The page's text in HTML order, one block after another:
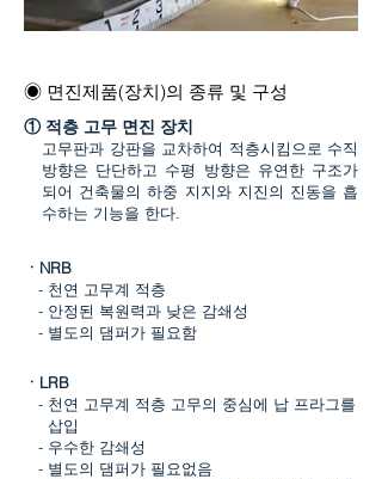
◉ 면진제품(장치)의 종류 및 구성
① 적층 고무 면진 장치
고무판과 강판을 교차하여 적층시킴으로 수직
방향은 단단하고 수평 방향은 유연한 구조가
되어 건축물의 하중 지지와 지진의 진동을 흡
수하는 기능을 한다.
ㆍNRB​
- 천연 고무계 적층
- 안정된 복원력과 낮은 감쇄성
- 별도의 댐퍼가 필요함
ㆍLRB
- 천연 고무계 적층 고무의 중심에 납 프라그를
삽입
- 우수한 감쇄성
- 별도의 댐퍼가 필요없음